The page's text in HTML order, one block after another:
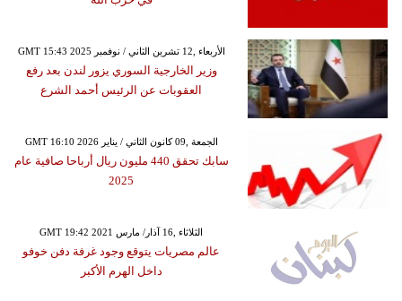
GMT 15:43 2025 الأربعاء ,12 تشرين الثاني / نوفمبر
وزير الخارجية السوري يزور لندن بعد رفع
العقوبات عن الرئيس أحمد الشرع
GMT 16:10 2026 الجمعة ,09 كانون الثاني / يناير
سابك تحقق 440 مليون ريال أرباحا صافية عام
2025
GMT 19:42 2021 الثلاثاء ,16 آذار/ مارس
عالم مصريات يتوقع وجود غرفة دفن خوفو
داخل الهرم الأكبر